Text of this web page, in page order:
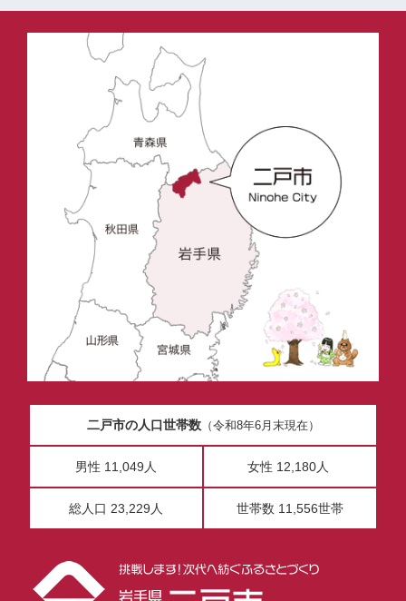
二戸市の人口世帯数（令和8年6月末現在）
男性 11,049人 女性 12,180人
総人口 23,229人 世帯数 11,556世帯